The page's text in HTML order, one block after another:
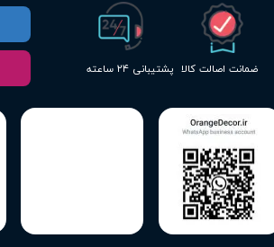
پشتیبانی ۲۴ ساعته ضمانت اصالت کالا